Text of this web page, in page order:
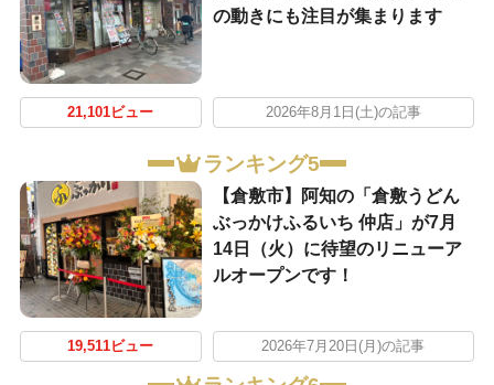
の動きにも注目が集まります
21,101ビュー 2026年8月1日(土)の記事
ランキング5
【倉敷市】阿知の「倉敷うどん
ぶっかけふるいち 仲店」が7月
14日（火）に待望のリニューア
ルオープンです！
19,511ビュー 2026年7月20日(月)の記事